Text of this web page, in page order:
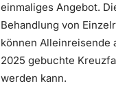
einmaliges Angebot.
Behandlung von
können Alleinreisende
2025 gebuchte
werden kann.